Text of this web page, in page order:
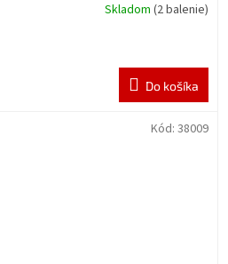
Skladom (2 balenie)
Do košíka
Kód: 38009